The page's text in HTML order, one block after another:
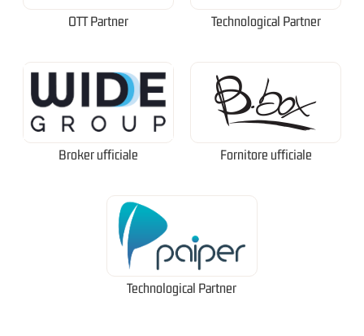
OTT Partner Technological Partner
Broker ufficiale Fornitore ufficiale
Technological Partner